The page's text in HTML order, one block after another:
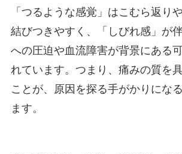
「つるような感覚」はこむら返り
結びつきやすく、「しびれ感」が
への圧迫や血流障害が背景にある
れています。つまり、痛みの質を
ことが、原因を探る手がかりにな
ます。